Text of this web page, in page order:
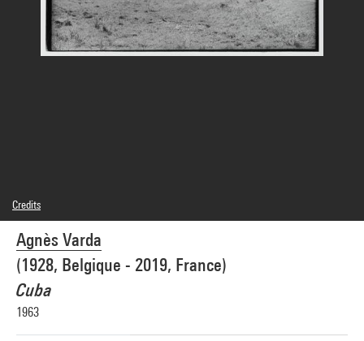
Agnès Varda
(1928, Belgique - 2019, France)
Cuba
1963
Credits
© Succession Agnès Varda
Photo credits : Centre Pompidou, MNAM-CCI/Georges Meguerditchian/Dist.
GrandPalaisRmn
Image reference : 4N68420
Image presentation :